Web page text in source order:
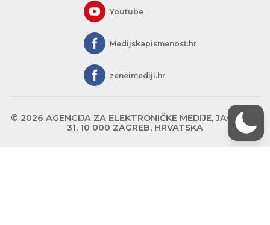
Youtube
Medijskapismenost.hr
zeneimediji.hr
© 2026 AGENCIJA ZA ELEKTRONIČKE MEDIJE, JAGIĆEVA
31, 10 000 ZAGREB, HRVATSKA